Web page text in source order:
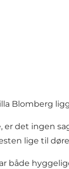
Blomberg
er det ingen
lige til
både